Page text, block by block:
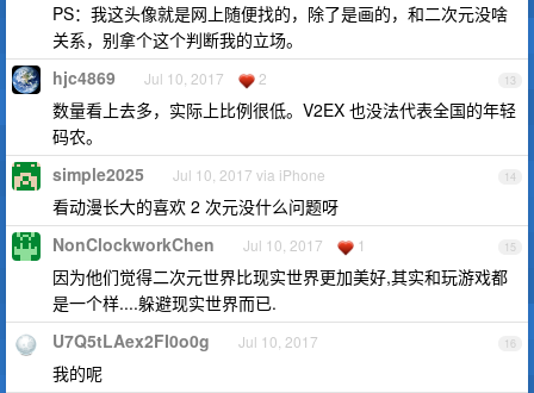
PS：我这头像就是网上随便找的，除了是画的，和二次元没啥
关系，别拿个这个判断我的立场。
13
hjc4869 Jul 10, 2017 2
数量看上去多，实际上比例很低。V2EX 也没法代表全国的年轻
码农。
14
simple2025 Jul 10, 2017 via iPhone
看动漫长大的喜欢 2 次元没什么问题呀
15
NonClockworkChen Jul 10, 2017 1
因为他们觉得二次元世界比现实世界更加美好,其实和玩游戏都
是一个样....躲避现实世界而已.
16
U7Q5tLAex2FI0o0g Jul 10, 2017
我的呢